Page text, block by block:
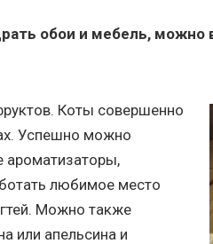
обои и мебель, можно
Коты совершенно
Успешно можно
ароматизаторы,
любимое место
Можно также
или апельсина и